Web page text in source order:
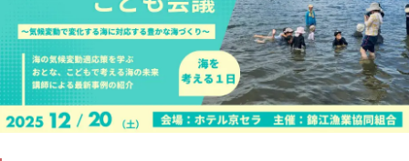
BeCAL鹿児島
TJ半額ゴルフ
TJ半額の宿